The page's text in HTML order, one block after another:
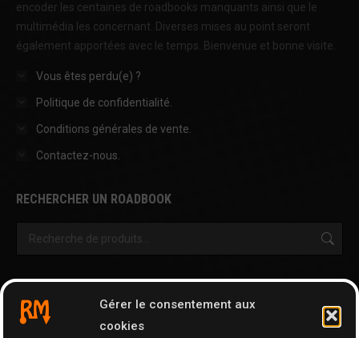
Gérer le consentement aux
cookies
encoder les centaines de roadbooks manquants ainsi que le
multimédia les concernant. Diverses mises au point seront
également apportées avec le temps. Bienvenue et bonne visite.
Vous êtes perdu(e) ?
Politique de confidentialité.
Conditions générales de vente.
Contactez-nous.
RECHERCHER UN ROADBOOK
Cartographie